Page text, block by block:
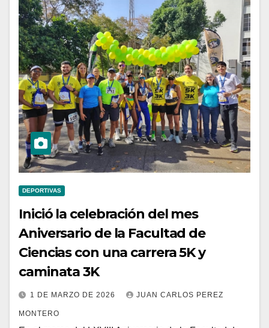
DEPORTIVAS
Inició la celebración del mes
Aniversario de la Facultad de
Ciencias con una carrera 5K y
caminata 3K
1 DE MARZO DE 2026 JUAN CARLOS PEREZ
MONTERO